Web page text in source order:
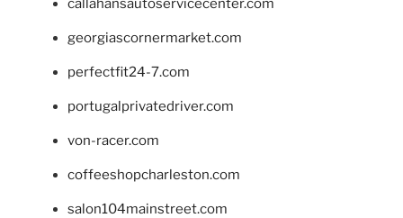
callahansautoservicecenter.com
georgiascornermarket.com
perfectfit24-7.com
portugalprivatedriver.com
von-racer.com
coffeeshopcharleston.com
salon104mainstreet.com